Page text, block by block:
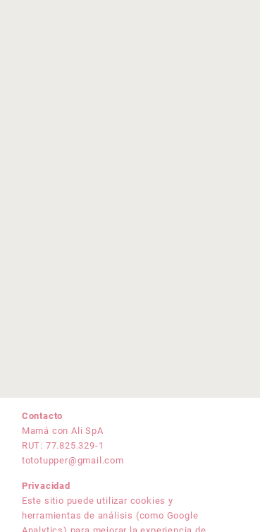
Contacto
Mamá con Ali SpA
RUT: 77.825.329-1
tototupper@gmail.com
Privacidad
Este sitio puede utilizar cookies y
herramientas de análisis (como Google